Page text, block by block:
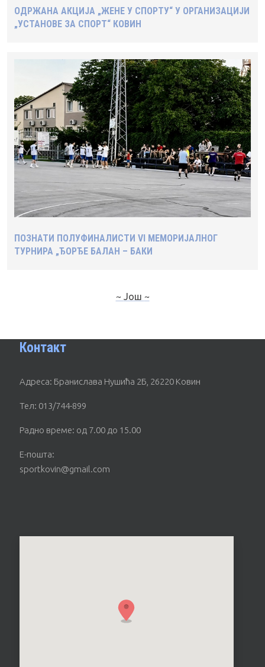
ОДРЖАНА АКЦИЈА „ЖЕНЕ У СПОРТУ“ У ОРГАНИЗАЦИЈИ
„УСТАНОВЕ ЗА СПОРТ“ КОВИН
ПОЗНАТИ ПОЛУФИНАЛИСТИ VI МЕМОРИЈАЛНОГ
ТУРНИРА „ЂОРЂЕ БАЛАН – БАКИ
~ Још ~
Контакт
Адреса: Бранислава Нушића 2Б, 26220 Ковин
Тел: 013/744-899
Радно време: од 7.00 до 15.00
Е-пошта:
sportkovin@gmail.com